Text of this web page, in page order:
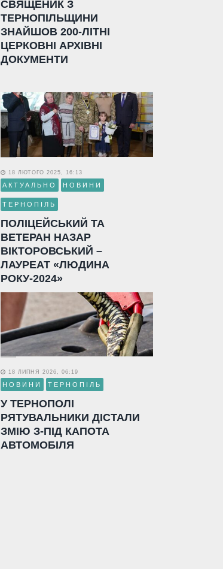
СВЯЩЕНИК З
ТЕРНОПІЛЬЩИНИ
ЗНАЙШОВ 200-ЛІТНІ
ЦЕРКОВНІ АРХІВНІ
ДОКУМЕНТИ
18 ЛЮТОГО 2025, 16:13
АКТУАЛЬНО НОВИНИ
ТЕРНОПІЛЬ
ПОЛІЦЕЙСЬКИЙ ТА
ВЕТЕРАН НАЗАР
ВІКТОРОВСЬКИЙ –
ЛАУРЕАТ «ЛЮДИНА
РОКУ-2024»
18 ЛИПНЯ 2026, 06:19
НОВИНИ ТЕРНОПІЛЬ
У ТЕРНОПОЛІ
РЯТУВАЛЬНИКИ ДІСТАЛИ
ЗМІЮ З-ПІД КАПОТА
АВТОМОБІЛЯ